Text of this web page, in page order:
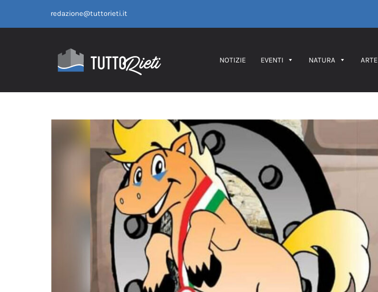
contenuto
redazione@tuttorieti.it
NOTIZIE EVENTI NATURA